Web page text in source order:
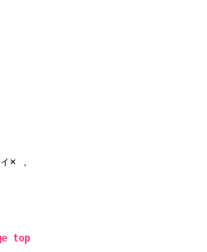
× 、
top